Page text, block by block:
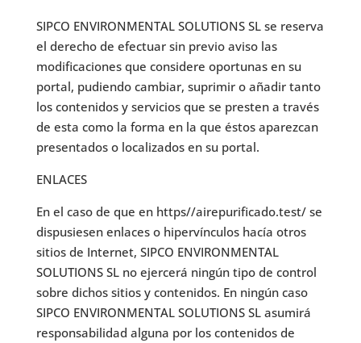
SIPCO ENVIRONMENTAL SOLUTIONS SL se reserva
el derecho de efectuar sin previo aviso las
modificaciones que considere oportunas en su
portal, pudiendo cambiar, suprimir o añadir tanto
los contenidos y servicios que se presten a través
de esta como la forma en la que éstos aparezcan
presentados o localizados en su portal.
ENLACES
En el caso de que en https//airepurificado.test/ se
dispusiesen enlaces o hipervínculos hacía otros
sitios de Internet, SIPCO ENVIRONMENTAL
SOLUTIONS SL no ejercerá ningún tipo de control
sobre dichos sitios y contenidos. En ningún caso
SIPCO ENVIRONMENTAL SOLUTIONS SL asumirá
responsabilidad alguna por los contenidos de